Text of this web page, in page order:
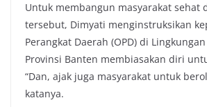
Untuk membangun masyarakat sehat
tersebut, Dimyati menginstruksikan
Perangkat Daerah (OPD) di
Provinsi Banten membiasakan diri
“Dan, ajak juga masyarakat untuk
katanya.